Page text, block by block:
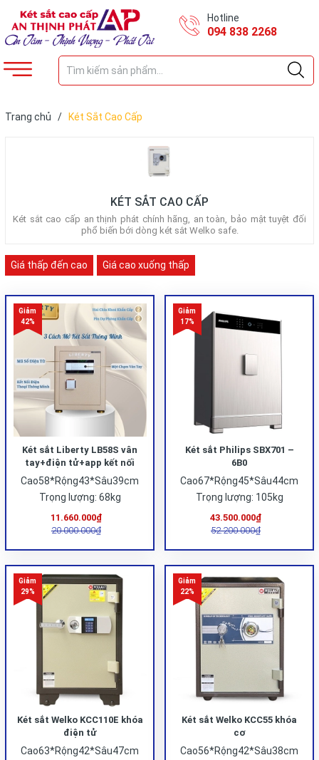
Hotline
094 838 2268
Trang chủ / Két Sắt Cao Cấp
KÉT SẮT CAO CẤP
Két sắt cao cấp an thịnh phát chính hãng, an toàn, bảo mật tuyệt đối
phổ biến bới dòng két sắt Welko safe.
Giá thấp đến cao Giá cao xuống thấp
Két sắt Liberty LB58S vân
tay+điện tử+app kết nối
điện thoại
Cao58*Rộng43*Sâu39cm
Trọng lượng: 68kg
11.660.000₫
20.000.000₫
Két sắt Philips SBX701 –
6B0
Cao67*Rộng45*Sâu44cm
Trọng lượng: 105kg
43.500.000₫
52.200.000₫
Két sắt Welko KCC110E khóa
điện tử
Cao63*Rộng42*Sâu47cm
Két sắt Welko KCC55 khóa
cơ
Cao56*Rộng42*Sâu38cm